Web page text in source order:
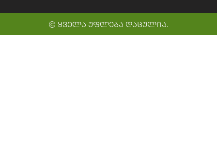
© ყველა უფლება დაცულია.